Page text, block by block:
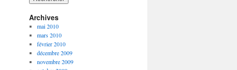
Archives
mai 2010
mars 2010
février 2010
décembre 2009
novembre 2009